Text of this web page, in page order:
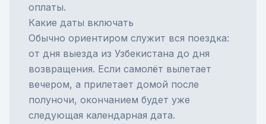
оплаты.
Какие даты включать
Обычно ориентиром служит вся поездка:
от дня выезда из Узбекистана до дня
возвращения. Если самолёт вылетает
вечером, а прилетает домой после
полуночи, окончанием будет уже
следующая календарная дата.